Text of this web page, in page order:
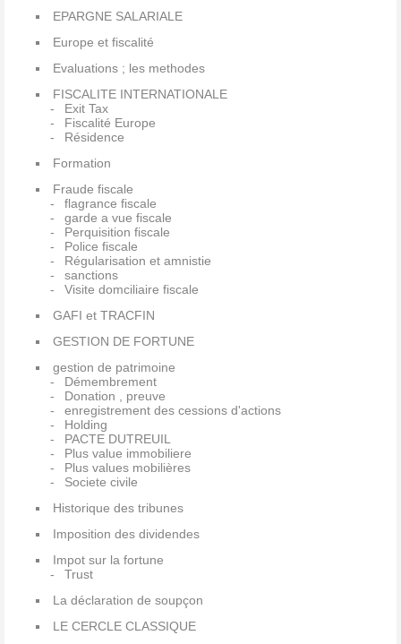
EPARGNE SALARIALE
Europe et fiscalité
Evaluations ; les methodes
FISCALITE INTERNATIONALE
Exit Tax
Fiscalité Europe
Résidence
Formation
Fraude fiscale
flagrance fiscale
garde a vue fiscale
Perquisition fiscale
Police fiscale
Régularisation et amnistie
sanctions
Visite domciliaire fiscale
GAFI et TRACFIN
GESTION DE FORTUNE
gestion de patrimoine
Démembrement
Donation , preuve
enregistrement des cessions d'actions
Holding
PACTE DUTREUIL
Plus value immobiliere
Plus values mobilières
Societe civile
Historique des tribunes
Imposition des dividendes
Impot sur la fortune
Trust
La déclaration de soupçon
LE CERCLE CLASSIQUE